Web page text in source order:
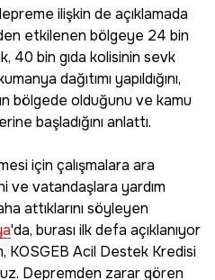
ilişkin de açıklamada
etkilenen bölgeye 24 bin
40 bin gıda kolisinin sevk
dağıtımı yapıldığını,
bölgede olduğunu ve kamu
başladığını anlattı.
için çalışmalara ara
ve vatandaşlara yardım
attıklarını söyleyen
'da, burası ilk defa açıklanıyor
KOSGEB Acil Destek Kredisi
Depremden zarar gören